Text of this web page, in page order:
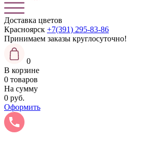
Доставка цветов
Красноярск +7(391) 295-83-86
Принимаем заказы круглосуточно!
0
В корзине
0 товаров
На сумму
0 руб.
Оформить